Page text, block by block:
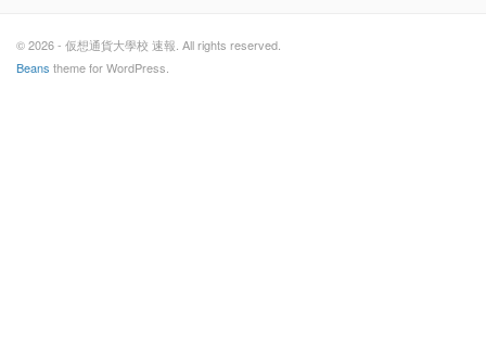
© 2026 - 仮想通貨大學校 速報. All rights reserved.
Beans theme for WordPress.